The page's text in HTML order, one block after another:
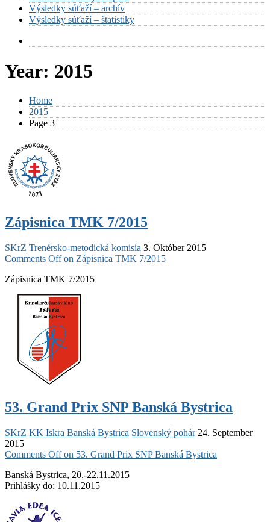
Výsledky súťaží – archív
Výsledky súťaží – štatistiky
Year: 2015
Home
2015
Page 3
Zápisnica TMK 7/2015
SKrZ Trenérsko-metodická komisia 3. Október 2015
Comments Offon Zápisnica TMK 7/2015
Zápisnica TMK 7/2015
53. Grand Prix SNP Banská Bystrica
SKrZ KK Iskra Banská Bystrica Slovenský pohár 24. September
2015
Comments Offon 53. Grand Prix SNP Banská Bystrica
Banská Bystrica, 20.-22.11.2015
Prihlášky do: 10.11.2015